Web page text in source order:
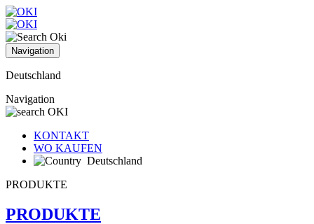
Navigation
Deutschland
Navigation
KONTAKT
WO KAUFEN
Deutschland
PRODUKTE
PRODUKTE